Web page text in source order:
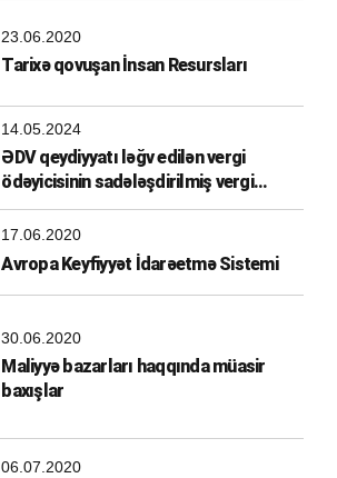
23.06.2020
Tarixə qovuşan İnsan Resursları
14.05.2024
ƏDV qeydiyyatı ləğv edilən vergi
ödəyicisinin sadələşdirilmiş vergi
ödəyicisi olma hüququ
17.06.2020
Avropa Keyfiyyət İdarəetmə Sistemi
30.06.2020
Maliyyə bazarları haqqında müasir
baxışlar
06.07.2020